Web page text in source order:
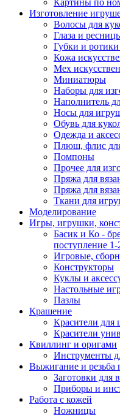
Картины по
Изготовление
Волосы для
Глаза и
Губки и
Кожа
Мех
Миниатюры
Наборы для
Наполнитель
Носы для
Обувь для
Одежда и
Плюш, флис
Помпоны
Прочее для
Пряжа для
Пряжа для
Ткани для
Моделирование
Игры, игрушки,
Басик и Ко -
поступление 1-
Игровые,
Конструкторы
Куклы и
Настольные
Пазлы
Крашение
Красители для
Красители
Квиллинг и оригами
Инструменты
Выжигание и резьба
Заготовки для
Приборы и
Работа с кожей
Ножницы